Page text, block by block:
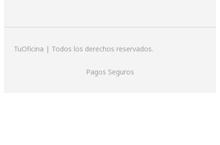
TuOficina | Todos los derechos reservados.
Pagos Seguros